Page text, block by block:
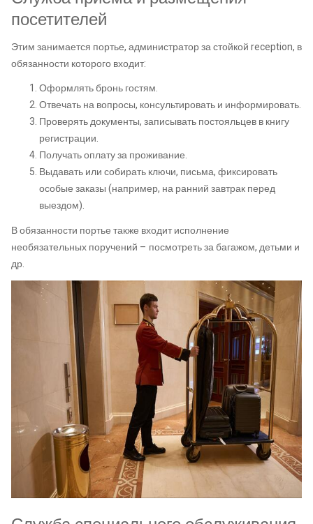
посетителей
Этим занимается портье, администратор за стойкой reception, в
обязанности которого входит:
Оформлять бронь гостям.
Отвечать на вопросы, консультировать и информировать.
Проверять документы, записывать постояльцев в книгу
регистрации.
Получать оплату за проживание.
Выдавать или собирать ключи, письма, фиксировать
особые заказы (например, на ранний завтрак перед
выездом).
В обязанности портье также входит исполнение
необязательных поручений – посмотреть за багажом, детьми и
др.